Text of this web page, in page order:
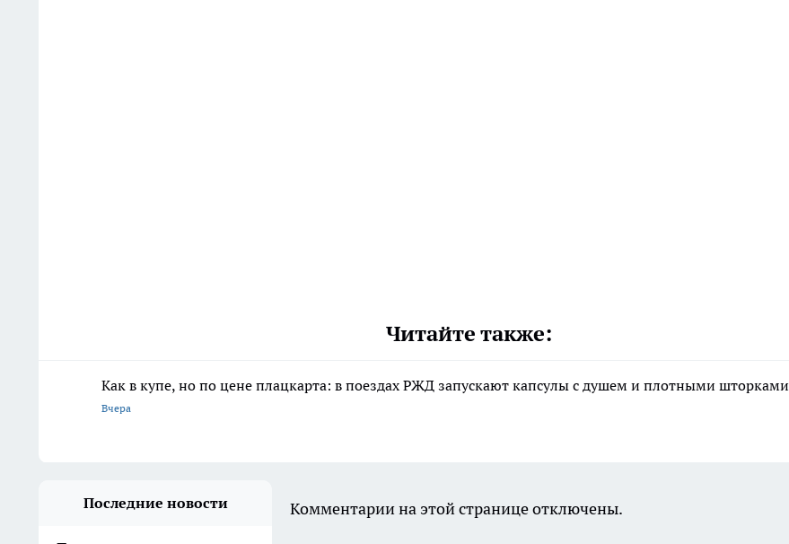
Читайте также:
Как в купе, но по цене плацкарта: в поездах РЖД запускают капсулы с душем и плотными шторками
Вчера
Последние новости Комментарии на этой странице отключены.